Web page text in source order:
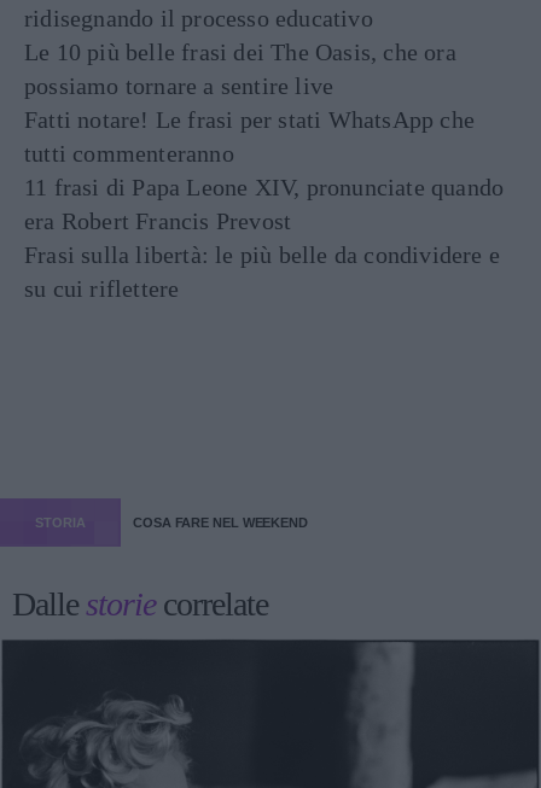
ridisegnando il processo educativo
Le 10 più belle frasi dei The Oasis, che ora
possiamo tornare a sentire live
Fatti notare! Le frasi per stati WhatsApp che
tutti commenteranno
11 frasi di Papa Leone XIV, pronunciate quando
era Robert Francis Prevost
Frasi sulla libertà: le più belle da condividere e
su cui riflettere
STORIA COSA FARE NEL WEEKEND
Dallestoriecorrelate